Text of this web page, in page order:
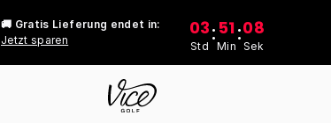
🚚 Gratis Lieferung endet in:
Jetzt sparen
03
Std
: 51
Min
:08
Sek